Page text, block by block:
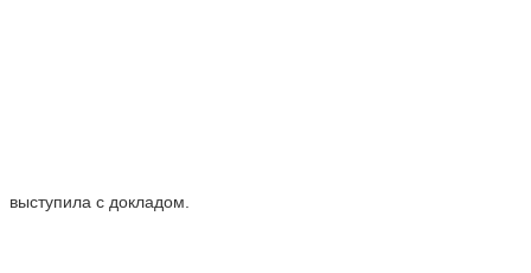
выступила с докладом.